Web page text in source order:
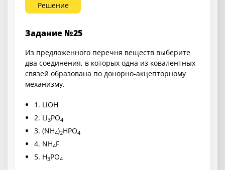
Решение
Задание №25
Из предложенного перечня веществ выберите
два соединения, в которых одна из ковалентных
связей образована по донорно-акцепторному
механизму.
1. LiOH
2. Li3PO4
3. (NH4)2HPO4
4. NH4F
5. H3PO4